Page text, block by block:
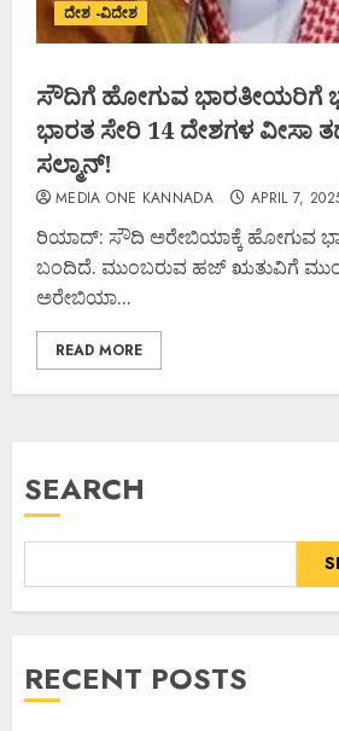
ದೇಶ -ವಿದೇಶ
ಸೌದಿಗೆ ಹೋಗುವ ಭಾರತೀಯರಿಗೆ
ಭಾರತ ಸೇರಿ 14 ದೇಶಗಳ ವೀಸಾ
ಸಲ್ಮಾನ್!
MEDIA ONE KANNADA APRIL 7,
ರಿಯಾದ್: ಸೌದಿ ಅರೇಬಿಯಾಕ್ಕೆ ಹೋಗುವ
ಬಂದಿದೆ. ಮುಂಬರುವ ಹಜ್ ಋತುವಿಗೆ
ಅರೇಬಿಯಾ...
READ MORE
SEARCH
RECENT POSTS